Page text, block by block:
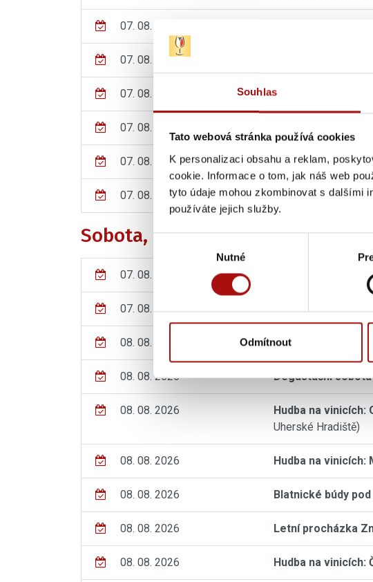
Souhlas
Tato webová stránka používá cookies
K personalizaci obsahu a reklam,
cookie. Informace o tom, jak náš web
tyto údaje mohou zkombinovat s dalšími
používáte jejich služby.
souhlasu
Nutné
Odmítnout
07. 08. 2026
07. 08. 2026
07. 08. 2026 VÍNO & MUZIKA
07. 08. 2026
07. 08. 2026 Letní kino ve
07. 08. - 08. 08. 2026 Poděbradský
Sobota, 08. 08. 2026
07. 08. - 08. 08. 2026 Zarážení hory a
07. 08. - 08. 08. 2026 Poděbradský
08. 08. 2026 Exkurze ve
08. 08. 2026 Degustační
08. 08. 2026 Hudba na vinicích:
Uherské Hradiště)
08. 08. 2026 Hudba na vinicích:
08. 08. 2026 Blatnické búdy
08. 08. 2026 Letní procházka
08. 08. 2026 Hudba na vinicích: